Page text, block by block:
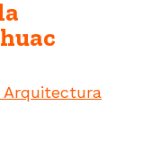
Arquitectura